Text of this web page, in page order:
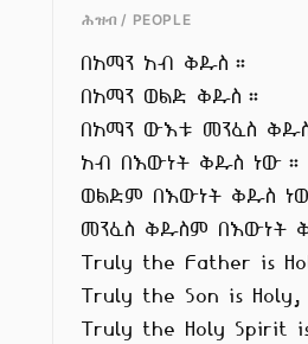
ሕዝብ / PEOPLE
በአማን አብ ቅዱስ።
በአማን ወልድ ቅዱስ።
በአማን ውእቱ መንፈስ
አብ በእውነት ቅዱስ ነው።
ወልድም በእውነት ቅዱስ
መንፈስ ቅዱስም በእውነት
Truly the Father is
Truly the Son is Holy,
Truly the Holy Spirit